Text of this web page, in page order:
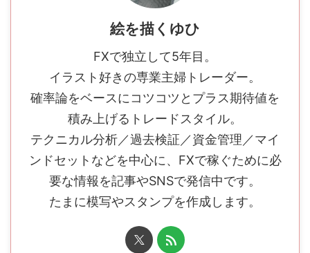
絵を描くゆひ
FXで独立して5年目。
イラスト好きの専業主婦トレーダー。
確率論をベースにコツコツとプラス期待値を
積み上げるトレードスタイル。
テクニカル分析／過去検証／資金管理／マイ
ンドセットなどを中心に、FXで稼ぐために必
要な情報を記事やSNSで発信中です。
たまに模写やスタンプを作成します。